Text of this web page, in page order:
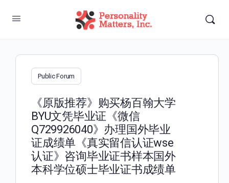
Public Forum
《原版推荐》购买杨百翰大学
BYU文凭毕业证《微信
Q729926040》办理国外毕业
证成绩单《真实留信认证wse
认证》咨询毕业证书样本国外
本科学位硕士毕业证书成绩单